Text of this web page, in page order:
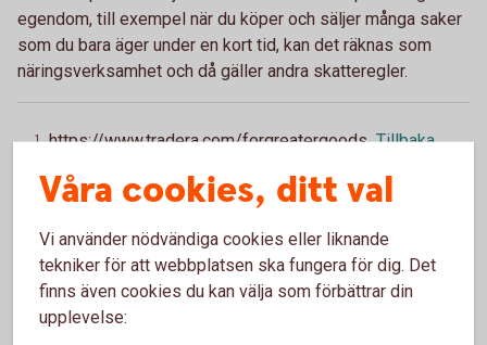
egendom, till exempel när du köper och säljer många saker
som du bara äger under en kort tid, kan det räknas som
näringsverksamhet och då gäller andra skatteregler.
1 https://www.tradera.com/forgreatergoods Tillbaka
Swisha med QR-kod
Swisha snabbare med hjälp av QR-koder. Du kan
Våra cookies, ditt val
Vi använder nödvändiga cookies eller liknande
tekniker för att webbplatsen ska fungera för dig. Det
finns även cookies du kan välja som förbättrar din
upplevelse: